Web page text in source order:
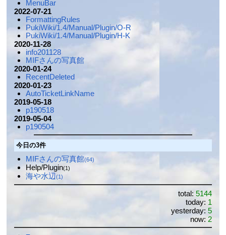
MenuBar
2022-07-21
FormattingRules
PukiWiki/1.4/Manual/Plugin/O-R
PukiWiki/1.4/Manual/Plugin/H-K
2020-11-28
info201128
MIFさんの写真館
2020-01-24
RecentDeleted
2020-01-23
AutoTicketLinkName
2019-05-18
p190518
2019-05-04
p190504
今日の3件
MIFさんの写真館(64)
Help/Plugin(1)
海や水辺(1)
total:5144
today: 1
yesterday:5
now: 2